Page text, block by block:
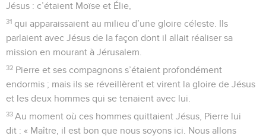
Jésus : c’étaient Moïse et Élie,
31 qui apparaissaient au milieu d’une gloire céleste. Ils
parlaient avec Jésus de la façon dont il allait réaliser sa
mission en mourant à Jérusalem.
32 Pierre et ses compagnons s’étaient profondément
endormis ; mais ils se réveillèrent et virent la gloire de Jésus
et les deux hommes qui se tenaient avec lui.
33 Au moment où ces hommes quittaient Jésus, Pierre lui
dit : « Maître, il est bon que nous soyons ici. Nous allons